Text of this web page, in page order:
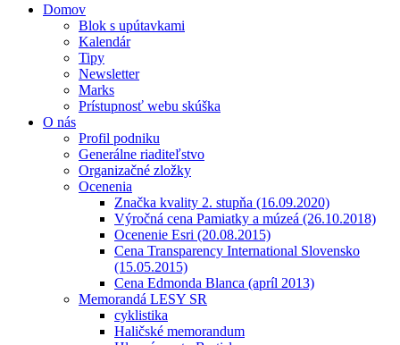
Domov
Blok s upútavkami
Kalendár
Tipy
Newsletter
Marks
Prístupnosť webu skúška
O nás
Profil podniku
Generálne riaditeľstvo
Organizačné zložky
Ocenenia
Značka kvality 2. stupňa (16.09.2020)
Výročná cena Pamiatky a múzeá (26.10.2018)
Ocenenie Esri (20.08.2015)
Cena Transparency International Slovensko
(15.05.2015)
Cena Edmonda Blanca (apríl 2013)
Memorandá LESY SR
cyklistika
Haličské memorandum